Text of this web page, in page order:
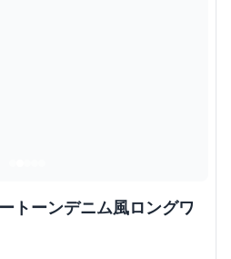
トーンデニム風ロングワ